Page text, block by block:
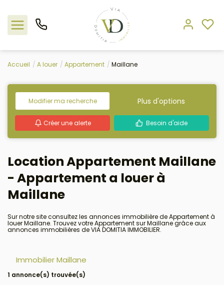
L'agence
Rejoindre le groupement
Estimation
Avis clients
Accueil A louer Appartement Maillane
Modifier ma recherche Plus d'options
Créer une alerte Besoin d'aide
Location Appartement Maillane
- Appartement a louer à
Maillane
Sur notre site consultez les annonces immobilière de Appartement à
louer Maillane. Trouvez votre Appartement sur Maillane grâce aux
annonces immobilières de VIA DOMITIA IMMOBILIER.
Immobilier Maillane
1 annonce(s) trouvée(s)